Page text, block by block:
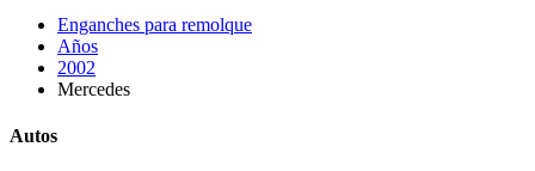
Enganches para remolque
Años
2002
Mercedes
Autos